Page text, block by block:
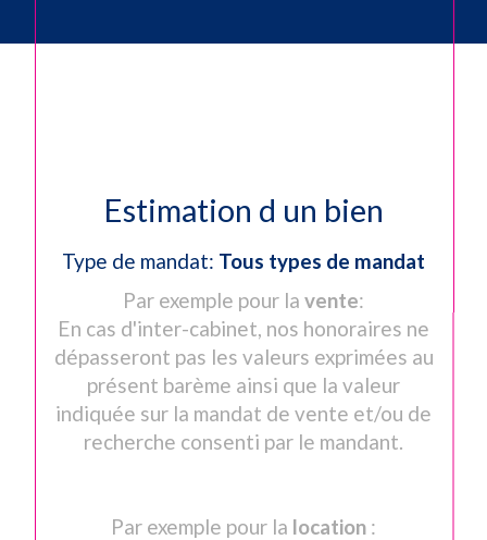
Estimation d un bien
Type de mandat: Tous types de mandat
Par exemple pour la vente:
En cas d'inter-cabinet, nos honoraires ne
dépasseront pas les valeurs exprimées au
présent barème ainsi que la valeur
indiquée sur la mandat de vente et/ou de
recherche consenti par le mandant.
Par exemple pour la location :